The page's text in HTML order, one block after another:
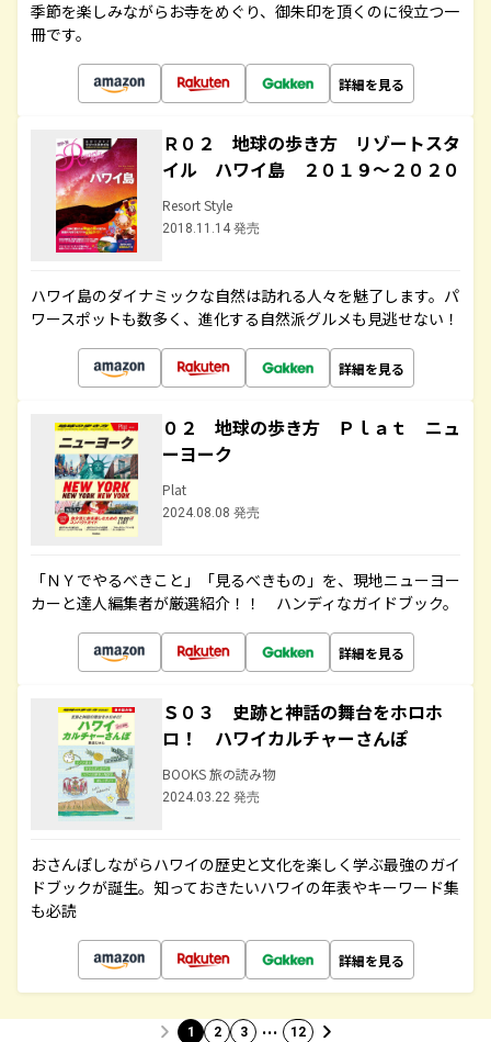
季節を楽しみながらお寺をめぐり、御朱印を頂くのに役立つ一
冊です。
詳細を見る
Ｒ０２ 地球の歩き方 リゾートスタ
イル ハワイ島 ２０１９～２０２０
Resort Style
2018.11.14 発売
ハワイ島のダイナミックな自然は訪れる人々を魅了します。パ
ワースポットも数多く、進化する自然派グルメも見逃せない！
詳細を見る
０２ 地球の歩き方 Ｐｌａｔ ニュ
ーヨーク
Plat
2024.08.08 発売
「ＮＹでやるべきこと」「見るべきもの」を、現地ニューヨー
カーと達人編集者が厳選紹介！！ ハンディなガイドブック。
詳細を見る
Ｓ０３ 史跡と神話の舞台をホロホ
ロ！ ハワイカルチャーさんぽ
BOOKS 旅の読み物
2024.03.22 発売
おさんぽしながらハワイの歴史と文化を楽しく学ぶ最強のガイ
ドブックが誕生。知っておきたいハワイの年表やキーワード集
も必読
詳細を見る
1 2 3 … 12